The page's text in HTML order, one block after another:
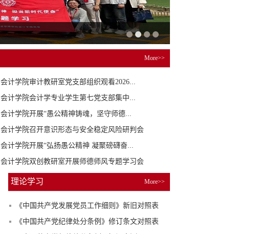
More>>
会计学院审计教研室党支部组织观看2026...
会计学院会计学专业学生第七党支部集中...
会计学院开展“愚公精神铸魂，坚守师德...
会计学院召开意识形态与安全稳定风险研判会
会计学院开展“弘扬愚公精神 凝聚磅礴奋...
会计学院双创教研室开展师德师风专题学习会
理论学习 More>>
《中国共产党发展党员工作细则》新旧对照表
《中国共产党纪律处分条例》修订条文对照表